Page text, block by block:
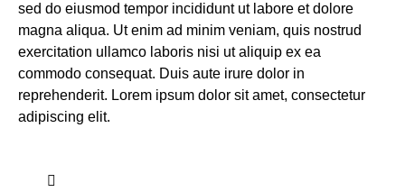
sed do eiusmod tempor incididunt ut labore et dolore
magna aliqua. Ut enim ad minim veniam, quis nostrud
exercitation ullamco laboris nisi ut aliquip ex ea
commodo consequat. Duis aute irure dolor in
reprehenderit. Lorem ipsum dolor sit amet, consectetur
adipiscing elit.